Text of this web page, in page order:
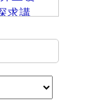
求講
験